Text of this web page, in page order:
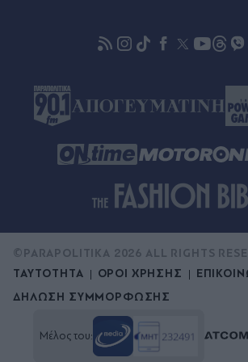
"Ψηφίζουν" Ελλάδα οι Ευρωπαίοι: Οι
θέλουν διακοπές στη χώρα μας
ΤΑΥΤΟΤΗΤΑ ΟΡΟΙ ΧΡΗΣΗΣ
ΔΗΛΩΣΗ ΣΥΜΜΟΡΦΩΣΗΣ
©PARAPOLITIKA 2026 ALL RIGHTS
Μέλος του: